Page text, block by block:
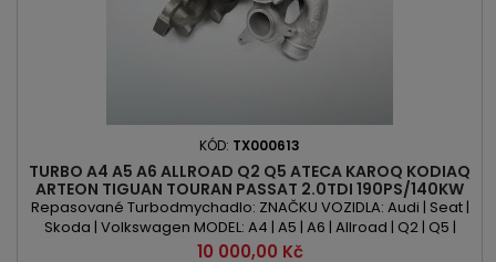
KÓD: TX000613
TURBO A4 A5 A6 ALLROAD Q2 Q5 ATECA KAROQ KODIAQ
ARTEON TIGUAN TOURAN PASSAT 2.0TDI 190PS/140KW
Repasované Turbodmychadlo: ZNAČKU VOZIDLA: Audi | Seat |
Skoda | Volkswagen MODEL: A4 | A5 | A6 | Allroad | Q2 | Q5 |
Ateca | Karoq | Kodiaq | Arteon | Tiguan | Touran | Passat KÓD
Cena
10 000,00 Kč